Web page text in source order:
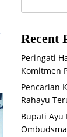
Recent
Peringati
Komitmen
Pencarian
Rahayu
Bupati